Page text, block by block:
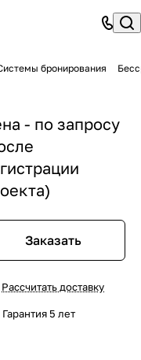
бронирования
- по запросу
Заказать
Рассчитать доставку
Гарантия 5 лет